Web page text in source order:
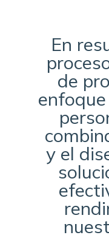
En
de
y el